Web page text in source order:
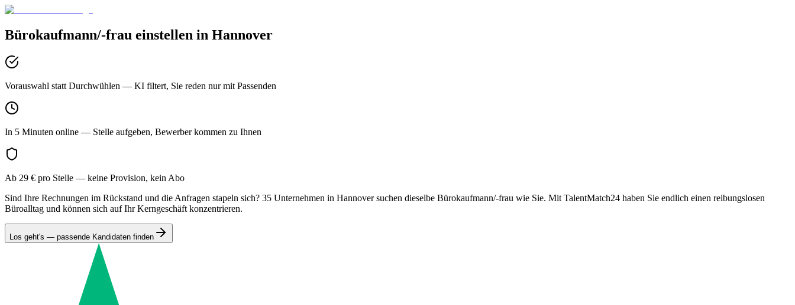
Bürokaufmann/-frau einstellen in Hannover
Vorauswahl statt Durchwühlen — KI filtert, Sie reden nur mit Passenden
In 5 Minuten online — Stelle aufgeben, Bewerber kommen zu Ihnen
Ab 29 € pro Stelle — keine Provision, kein Abo
Sind Ihre Rechnungen im Rückstand und die Anfragen stapeln sich? 35 Unternehmen in Hannover suchen dieselbe Bürokaufmann/-frau wie Sie. Mit TalentMatch24 haben Sie endlich einen reibungslosen
Büroalltag und können sich auf Ihr Kerngeschäft konzentrieren.
Los geht's — passende Kandidaten finden